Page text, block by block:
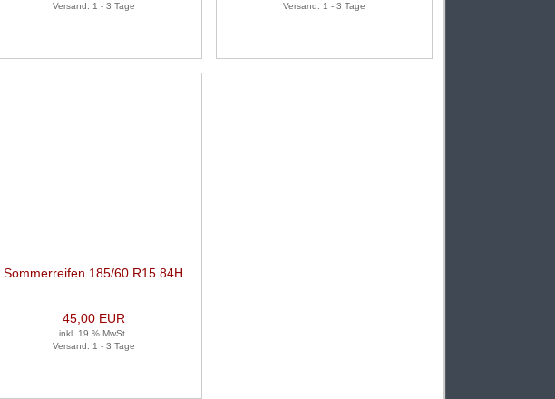
Versand: 1 - 3 Tage
Versand: 1 - 3 Tage
Sommerreifen 185/60 R15 84H
45,00 EUR
inkl. 19 % MwSt.
Versand: 1 - 3 Tage